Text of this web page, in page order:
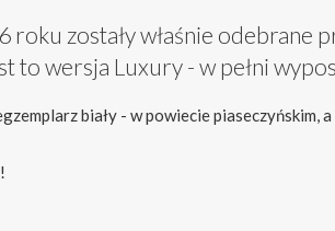
roku zostały właśnie
to wersja Luxury - w pełni
biały - w powiecie piaseczyńskim,